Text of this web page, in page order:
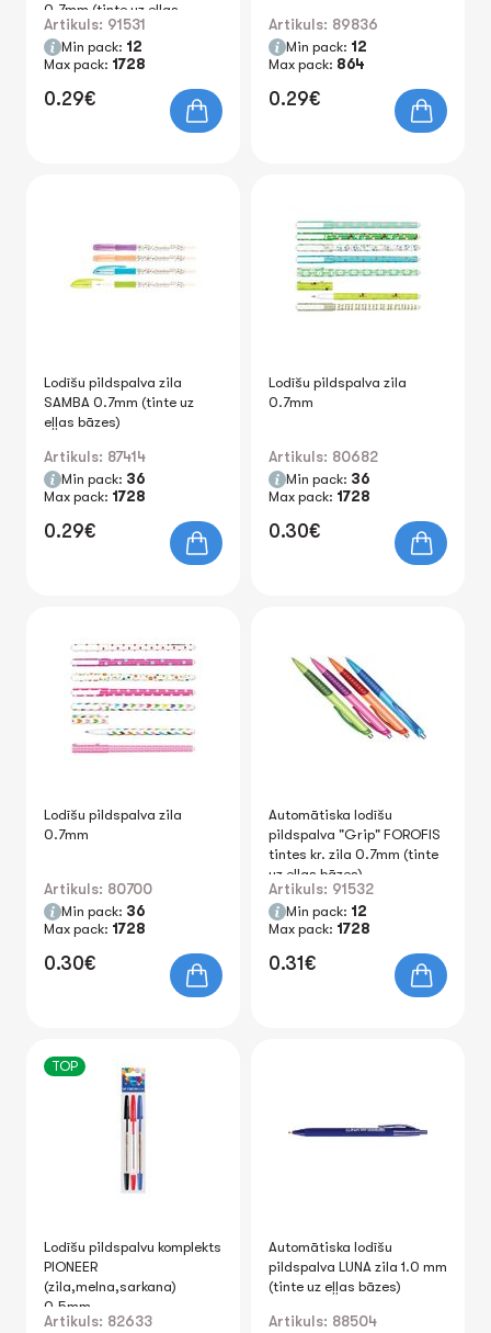
0.7mm (tinte uz eļļas
bāzes)
Artikuls: 91531
Min pack: 12
Max pack: 1728
0.29€
Artikuls: 89836
Min pack: 12
Max pack: 864
0.29€
Lodīšu pildspalva zila
SAMBA 0.7mm (tinte uz
eļļas bāzes)
Artikuls: 87414
Min pack: 36
Max pack: 1728
0.29€
Lodīšu pildspalva zila
0.7mm
Artikuls: 80682
Min pack: 36
Max pack: 1728
0.30€
Lodīšu pildspalva zila
0.7mm
Artikuls: 80700
Min pack: 36
Max pack: 1728
0.30€
Automātiska lodīšu
pildspalva "Grip" FOROFIS
tintes kr. zila 0.7mm (tinte
uz eļļas bāzes)
Artikuls: 91532
Min pack: 12
Max pack: 1728
0.31€
TOP
Lodīšu pildspalvu komplekts
PIONEER
(zila,melna,sarkana)
0.5mm
Artikuls: 82633
Automātiska lodīšu
pildspalva LUNA zila 1.0 mm
(tinte uz eļļas bāzes)
Artikuls: 88504